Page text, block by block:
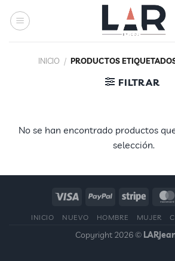
INICIO / PRODUCTOS
FILTRAR
No se han encontrado productos
selección.
INICIO NUEVO HOMBRE MUJER
Copyright 2026 ©